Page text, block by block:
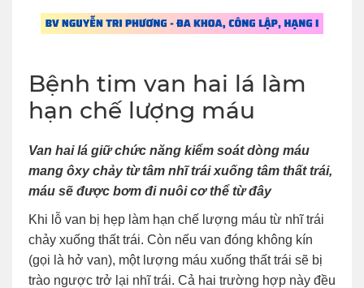
Bệnh tim van hai lá làm
hạn chế lượng máu
Van hai lá giữ chức năng kiểm soát dòng máu
mang ôxy chảy từ tâm nhĩ trái xuống tâm thất trái,
máu sẽ được bơm đi nuôi cơ thể từ đây
Khi lỗ van bị hẹp làm hạn chế lượng máu từ nhĩ trái
chảy xuống thất trái. Còn nếu van đóng không kín
(gọi là hở van), một lượng máu xuống thất trái sẽ bị
trào ngược trở lại nhĩ trái. Cả hai trường hợp này đều